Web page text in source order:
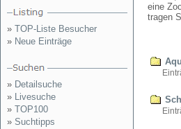
» TOP-Liste Besucher
» Neue Einträge
» Detailsuche
» Livesuche
» TOP100
» Suchtipps
eine
tragen